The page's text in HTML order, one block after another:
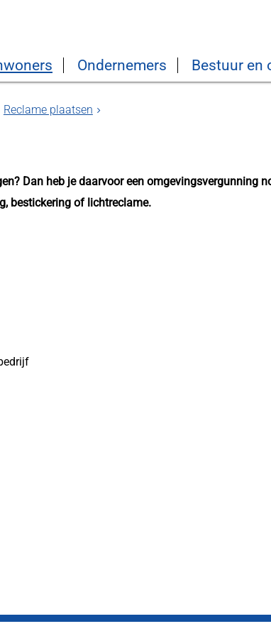
Ondernemers Bestuur en
Reclame plaatsen
Dan heb je daarvoor een omgevingsvergunning
bestickering of lichtreclame.